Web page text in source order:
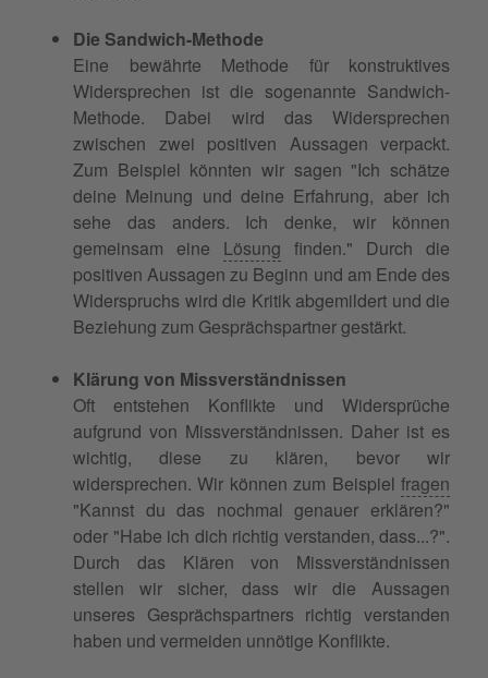
Die Sandwich-Methode
Eine bewährte Methode für konstruktives
Widersprechen ist die sogenannte Sandwich-
Methode. Dabei wird das Widersprechen
zwischen zwei positiven Aussagen verpackt.
Zum Beispiel könnten wir sagen "Ich schätze
deine Meinung und deine Erfahrung, aber ich
sehe das anders. Ich denke, wir können
gemeinsam eine Lösung finden." Durch die
positiven Aussagen zu Beginn und am Ende des
Widerspruchs wird die Kritik abgemildert und die
Beziehung zum Gesprächspartner gestärkt.
Klärung von Missverständnissen
Oft entstehen Konflikte und Widersprüche
aufgrund von Missverständnissen. Daher ist es
wichtig, diese zu klären, bevor wir
widersprechen. Wir können zum Beispiel fragen
"Kannst du das nochmal genauer erklären?"
oder "Habe ich dich richtig verstanden, dass...?".
Durch das Klären von Missverständnissen
stellen wir sicher, dass wir die Aussagen
unseres Gesprächspartners richtig verstanden
haben und vermeiden unnötige Konflikte.